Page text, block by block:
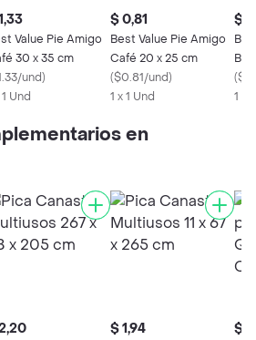
Value Pie Amigo
30 x 35 cm
und)
1 Und
$ 0,81
Best Value Pie Amigo
Café 20 x 25 cm
($0.81/und)
1 x 1 Und
$
(
1 x
en
$ 1,94 $